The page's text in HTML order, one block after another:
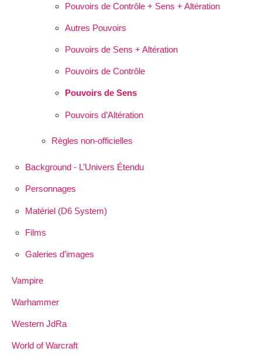
Pouvoirs de Contrôle + Sens + Altération
Autres Pouvoirs
Pouvoirs de Sens + Altération
Pouvoirs de Contrôle
Pouvoirs de Sens
Pouvoirs d’Altération
Règles non-officielles
Background - L’Univers Étendu
Personnages
Matériel (D6 System)
Films
Galeries d’images
Vampire
Warhammer
Western JdRa
World of Warcraft